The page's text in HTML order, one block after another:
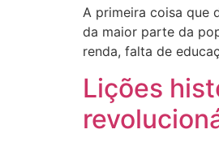
A primeira coisa que
da maior parte da
renda, falta de
Lições